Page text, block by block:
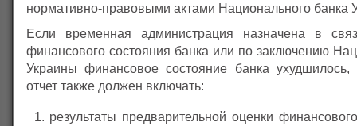
нормативно-правовыми актами Национального банка
Если временная администрация назначена в
финансового состояния банка или по заключению
Украины финансовое состояние банка ухудшилось,
отчет также должен включать:
результаты предварительной оценки